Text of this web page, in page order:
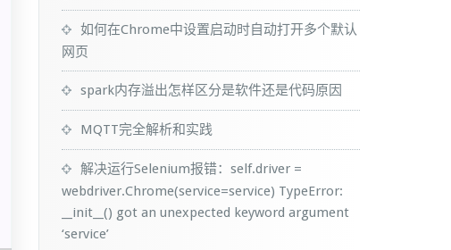
如何在Chrome中设置启动时自动打开多个默认
网页
spark内存溢出怎样区分是软件还是代码原因
MQTT完全解析和实践
解决运行Selenium报错：self.driver =
webdriver.Chrome(service=service) TypeError:
__init__() got an unexpected keyword argument
‘service’